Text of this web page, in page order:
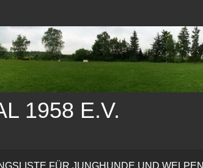
1958 E.V.
FÜR JUNGHUNDE UND WELPEN